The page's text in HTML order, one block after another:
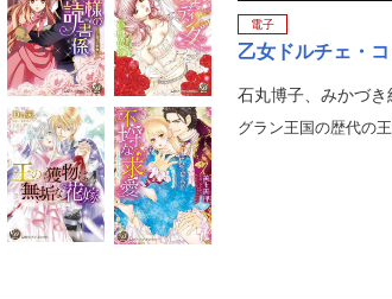
電子
乙女ドルチェ・